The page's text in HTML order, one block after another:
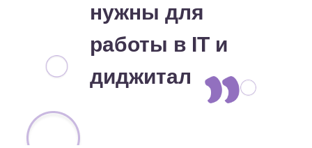
нужны для
работы в IT и
диджитал